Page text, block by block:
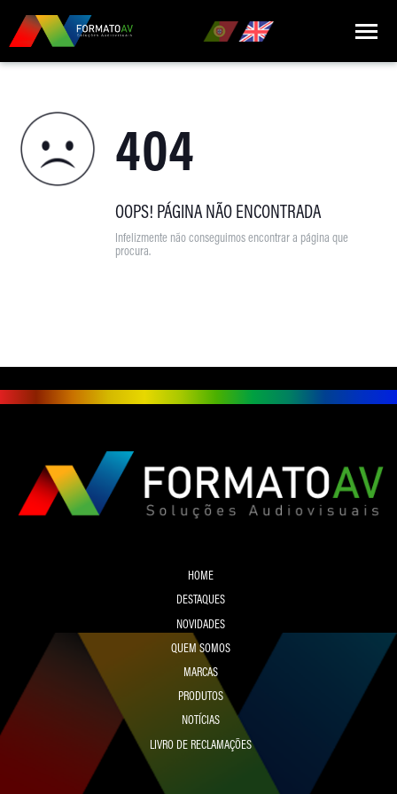
QUEM SOMOS
MARCAS 404
OOPS! PÁGINA NÃO ENCONTRADA
Infelizmente não conseguimos encontrar a página que
procura.
HOME
DESTAQUES
NOVIDADES
QUEM SOMOS
MARCAS
PRODUTOS
NOTÍCIAS
LIVRO DE RECLAMAÇÕES